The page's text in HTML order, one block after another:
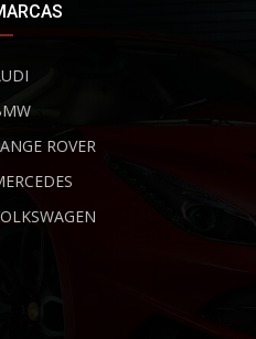
ROVER